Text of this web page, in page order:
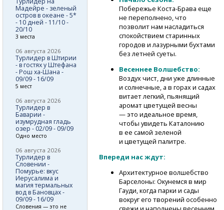
ПобережьеКоста-Брава еще
не переполнено, что
позволит нам насладиться
спокойствием старинных
городов и лазурными бухтами
без летней суеты.
Весеннее Волшебство:
Воздух чист, дни уже длинные
и солнечные, а в горах и садах
витает легкий, пьянящий
аромат цветущей весны
— это идеальное время,
чтобы увидеть Каталонию
в ее самой зеленой
и цветущей палитре.
Впереди нас ждут:
Архитектурное волшебство
Барселоны: Окунемся в мир
Гауди, когда парки и сады
вокруг его творений особенно
Мадейре - зеленый
остров в океане - 5*
- 10 дней - 11/10 -
20/10
3 места
06 августа 2026
Турлидер в Штирии
- в гостях у Штефана
- Рош ха-Шана -
09/09 - 16/09
5 мест
06 августа 2026
Турлидер в
Баварии -
изумрудная гладь
озер - 02/09 - 09/09
Одно место
06 августа 2026
Турлидер в
Словении -
Помурье: вкус
Иерусалима и
магия термальных
вод в Бановцах -
09/09 - 16/09
Словения — это не